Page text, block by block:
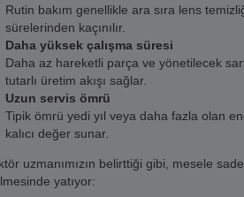
Rutin bakım genellikle ara sıra lens
sürelerinden kaçınılır.
Daha yüksek çalışma süresi
Daha az hareketli parça ve yönetilecek
tutarlı üretim akışı sağlar.
Uzun servis ömrü
Tipik ömrü yedi yıl veya daha fazla olan
kalıcı değer sunar.
uzmanımızın belirttiği gibi, mesele
yatıyor: